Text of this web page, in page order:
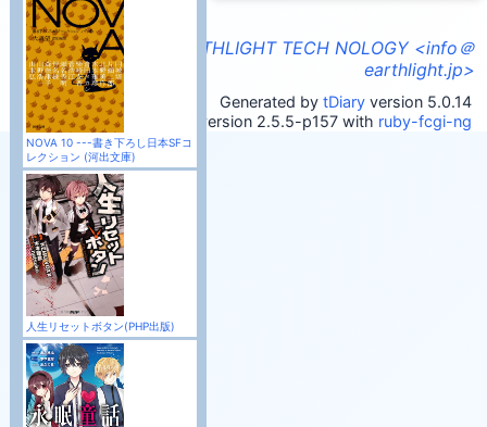
NOVA 10 ---書き下ろし日本SFコ
レクション (河出文庫)
人生リセットボタン(PHP出版)
INFORMATION OF EARTHLIGHT TECH NOLOGY <info＠
earthlight.jp>
Generated by tDiaryversion 5.0.14
Powered by
version 2.5.5-p157 with ruby-fcgi-ng